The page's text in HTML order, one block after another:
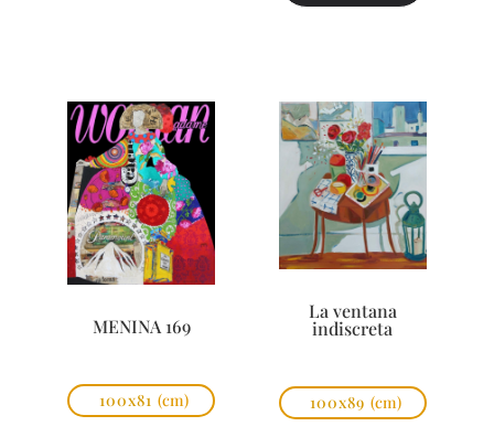
MENINA 169
100x81 (cm)
La ventana
indiscreta
100x89 (cm)